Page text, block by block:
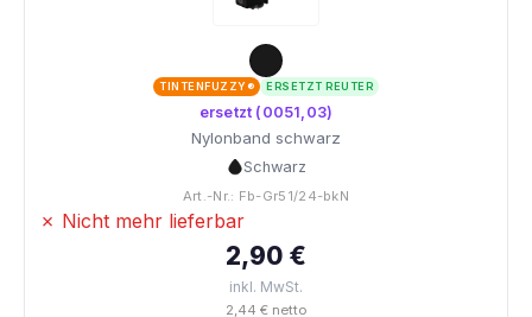
TINTENFUZZY® ERSETZT REUTER
ersetzt (0051,03)
Nylonband schwarz
Schwarz
Art.-Nr.: Fb-Gr51/24-bkN
✗ Nicht mehr lieferbar
2,90 €
inkl. MwSt.
2,44 € netto